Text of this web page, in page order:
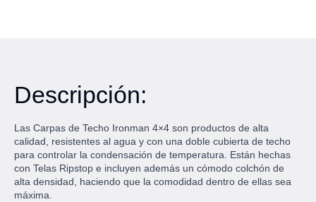
Descripción:
Las Carpas de Techo Ironman 4×4 son productos de alta
calidad, resistentes al agua y con una doble cubierta de techo
para controlar la condensación de temperatura. Están hechas
con Telas Ripstop e incluyen además un cómodo colchón de
alta densidad, haciendo que la comodidad dentro de ellas sea
máxima.